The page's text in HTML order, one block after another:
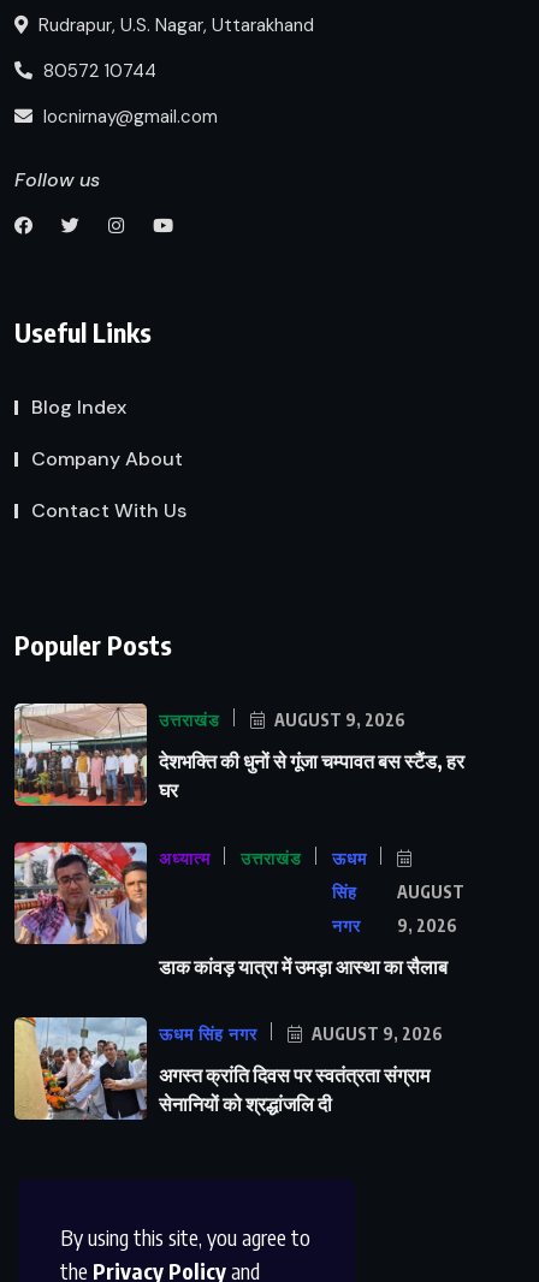
By using this site, you agree to
the Privacy Policyand
Rudrapur, U.S. Nagar, Uttarakhand
80572 10744
locnirnay@gmail.com
Follow us
Useful Links
Blog Index
Company About
Contact With Us
Populer Posts
उत्तराखंड AUGUST 9, 2026
देशभक्ति की धुनों से गूंजा चम्पावत बस स्टैंड, हर
घर
अध्यात्म उत्तराखंड
ऊधम
सिंह
नगर
AUGUST
9, 2026
डाक कांवड़ यात्रा में उमड़ा आस्था का सैलाब
ऊधम सिंह नगर AUGUST 9, 2026
अगस्त क्रांति दिवस पर स्वतंत्रता संग्राम
सेनानियों को श्रद्धांजलि दी